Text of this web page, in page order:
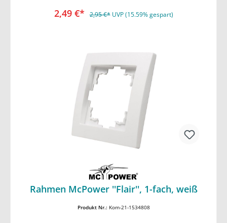
2,49 €* 2,95 €* UVP (15.59% gespart)
Rahmen McPower ''Flair'', 1-fach, weiß
Produkt Nr.: Kom-21-1534808
In den Warenkorb